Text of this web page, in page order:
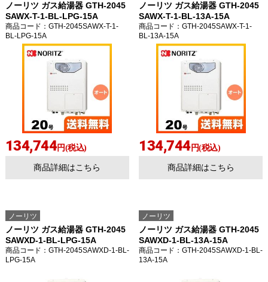
ノーリツ ガス給湯器 GTH-2045
SAWX-T-1-BL-LPG-15A
商品コード ：GTH-2045SAWX-T-1-
BL-LPG-15A
134,744円(税込)
商品詳細はこちら
ノーリツ ガス給湯器 GTH-2045
SAWX-T-1-BL-13A-15A
商品コード ：GTH-2045SAWX-T-1-
BL-13A-15A
134,744円(税込)
商品詳細はこちら
ノーリツ
ノーリツ ガス給湯器 GTH-2045
SAWXD-1-BL-LPG-15A
商品コード ：GTH-2045SAWXD-1-BL-
LPG-15A
ノーリツ
ノーリツ ガス給湯器 GTH-2045
SAWXD-1-BL-13A-15A
商品コード ：GTH-2045SAWXD-1-BL-
13A-15A